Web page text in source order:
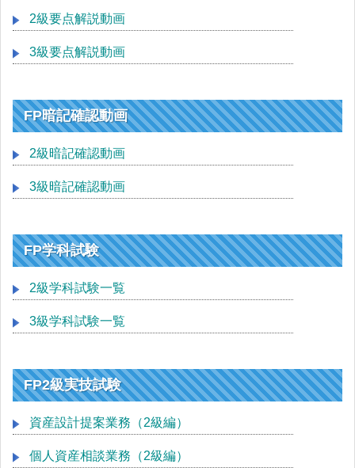
2級要点解説動画
3級要点解説動画
FP暗記確認動画
2級暗記確認動画
3級暗記確認動画
FP学科試験
2級学科試験一覧
3級学科試験一覧
FP2級実技試験
資産設計提案業務（2級編）
個人資産相談業務（2級編）